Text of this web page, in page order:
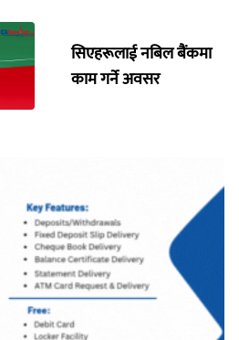
सिएहरूलाई नबिल बैंकमा
काम गर्ने अवसर